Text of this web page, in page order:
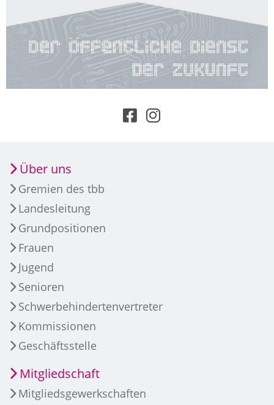
Über uns
Gremien des tbb
Landesleitung
Grundpositionen
Frauen
Jugend
Senioren
Schwerbehindertenvertreter
Kommissionen
Geschäftsstelle
Mitgliedschaft
Mitgliedsgewerkschaften